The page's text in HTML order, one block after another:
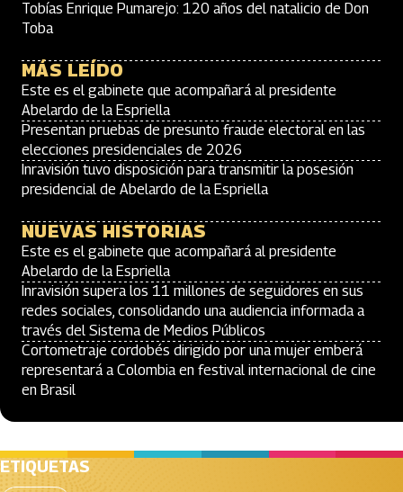
Tobías Enrique Pumarejo: 120 años del natalicio de Don
Toba
MÁS LEÍDO
Este es el gabinete que acompañará al presidente
Abelardo de la Espriella
Presentan pruebas de presunto fraude electoral en las
elecciones presidenciales de 2026
Inravisión tuvo disposición para transmitir la posesión
presidencial de Abelardo de la Espriella
NUEVAS HISTORIAS
Este es el gabinete que acompañará al presidente
Abelardo de la Espriella
Inravisión supera los 11 millones de seguidores en sus
redes sociales, consolidando una audiencia informada a
través del Sistema de Medios Públicos
Cortometraje cordobés dirigido por una mujer emberá
representará a Colombia en festival internacional de cine
en Brasil
ETIQUETAS